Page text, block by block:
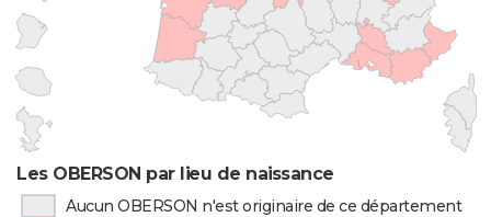
Les OBERSON par lieu de naissance
Aucun OBERSON n'est originaire de ce département